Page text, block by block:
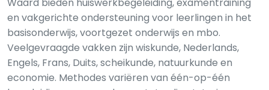
en vakgerichte ondersteuning voor leerlingen in het
basisonderwijs, voortgezet onderwijs en mbo.
Veelgevraagde vakken zijn wiskunde, Nederlands,
Engels, Frans, Duits, scheikunde, natuurkunde en
economie. Methodes variëren van één-op-één